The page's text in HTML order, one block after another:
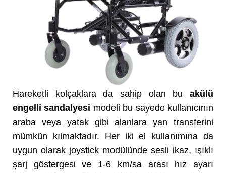
Hareketli kolçaklara da sahip olan bu akülü
engelli sandalyesi modeli bu sayede kullanıcının
araba veya yatak gibi alanlara yan transferini
mümkün kılmaktadır. Her iki el kullanımına da
uygun olarak joystick modülünde sesli ikaz, ışıklı
şarj göstergesi ve 1-6 km/sa arası hız ayarı